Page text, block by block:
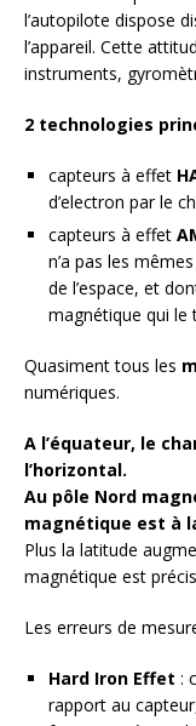
l’autopilote dispose
l’appareil. Cette
instruments,
2 technologies
capteurs à effet
d’electron par le
capteurs à effet
n’a pas les
de l’espace, et
magnétique qui le
Quasiment tous les
numériques.
A l’équateur, le
l’horizontal.
Au pôle Nord
magnétique est à
Plus la latitude
magnétique est
Les erreurs de
Hard Iron Effet :
rapport au